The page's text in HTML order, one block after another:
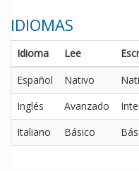
IDIOMAS
Idioma Lee
Español
Nativo
Inglés
Avanzado
Italiano
Básico